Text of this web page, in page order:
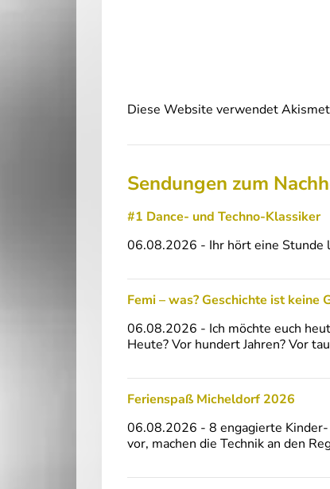
Diese Website verwendet
Sendungen zum
#1 Dance- und Techno-Klassiker
06.08.2026 - Ihr hört eine Stunde
Femi – was? Geschichte ist keine
06.08.2026 - Ich möchte euch
Heute? Vor hundert Jahren? Vor
Ferienspaß Micheldorf 2026
06.08.2026 - 8 engagierte
vor, machen die Technik an den